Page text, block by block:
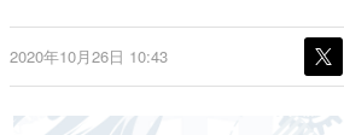
若ゲのいたり〜ゲームク
『うつヌケ』『ペンと箸』等
一先生によるゲーム業界レポー
2020年10月26日 10:43